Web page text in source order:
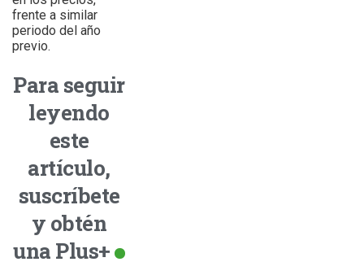
frente a similar
periodo del año
previo.
Para seguir
leyendo
este
artículo,
suscríbete
y obtén
una Plus+